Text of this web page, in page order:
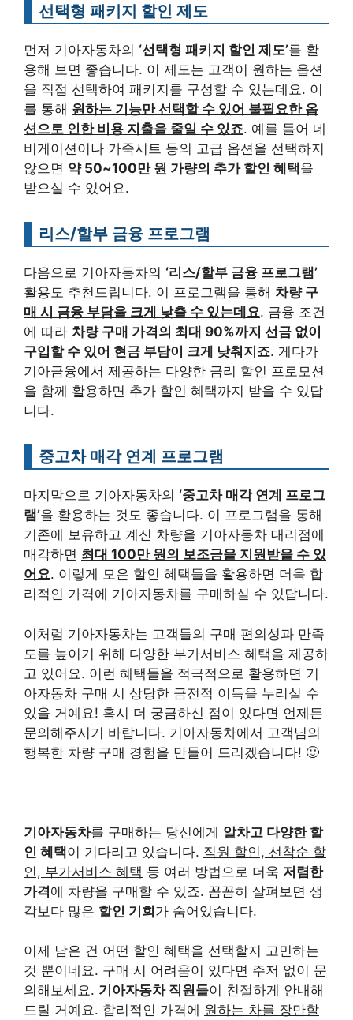
선택형 패키지 할인 제도
먼저 기아자동차의 ‘선택형 패키지 할인 제도’를 활
용해 보면 좋습니다. 이 제도는 고객이 원하는 옵션
을 직접 선택하여 패키지를 구성할 수 있는데요. 이
를 통해 원하는 기능만 선택할 수 있어 불필요한 옵
션으로 인한 비용 지출을 줄일 수 있죠. 예를 들어 네
비게이션이나 가죽시트 등의 고급 옵션을 선택하지
않으면 약 50~100만 원 가량의 추가 할인 혜택을
받으실 수 있어요.
리스/할부 금융 프로그램
다음으로 기아자동차의 ‘리스/할부 금융 프로그램’
활용도 추천드립니다. 이 프로그램을 통해 차량 구
매 시 금융 부담을 크게 낮출 수 있는데요. 금융 조건
에 따라 차량 구매 가격의 최대 90%까지 선금 없이
구입할 수 있어 현금 부담이 크게 낮춰지죠. 게다가
기아금융에서 제공하는 다양한 금리 할인 프로모션
을 함께 활용하면 추가 할인 혜택까지 받을 수 있답
니다.
중고차 매각 연계 프로그램
마지막으로 기아자동차의 ‘중고차 매각 연계 프로그
램’을 활용하는 것도 좋습니다. 이 프로그램을 통해
기존에 보유하고 계신 차량을 기아자동차 대리점에
매각하면 최대 100만 원의 보조금을 지원받을 수 있
어요. 이렇게 모은 할인 혜택들을 활용하면 더욱 합
리적인 가격에 기아자동차를 구매하실 수 있답니다.
이처럼 기아자동차는 고객들의 구매 편의성과 만족
도를 높이기 위해 다양한 부가서비스 혜택을 제공하
고 있어요. 이런 혜택들을 적극적으로 활용하면 기
아자동차 구매 시 상당한 금전적 이득을 누리실 수
있을 거예요! 혹시 더 궁금하신 점이 있다면 언제든
문의해주시기 바랍니다. 기아자동차에서 고객님의
행복한 차량 구매 경험을 만들어 드리겠습니다! 🙂
기아자동차를 구매하는 당신에게 알차고 다양한 할
인 혜택이 기다리고 있습니다. 직원 할인, 선착순 할
인, 부가서비스 혜택 등 여러 방법으로 더욱 저렴한
가격에 차량을 구매할 수 있죠. 꼼꼼히 살펴보면 생
각보다 많은 할인 기회가 숨어있습니다.
이제 남은 건 어떤 할인 혜택을 선택할지 고민하는
것 뿐이네요. 구매 시 어려움이 있다면 주저 없이 문
의해보세요. 기아자동차 직원들이 친절하게 안내해
드릴 거예요. 합리적인 가격에 원하는 차를 장만할